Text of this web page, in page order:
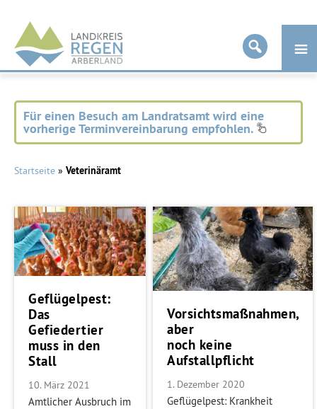
Landkreis
Regen
Für einen Besuch am Landratsamt wird eine
vorherige Terminvereinbarung empfohlen.
Startseite » Veterinäramt
Geflügelpest:
Das
Gefiedertier
muss in den
Stall
10. März 2021
Amtlicher Ausbruch im
Vorsichtsmaßnahmen,
aber
noch keine
Aufstallpflicht
1. Dezember 2020
Geflügelpest: Krankheit